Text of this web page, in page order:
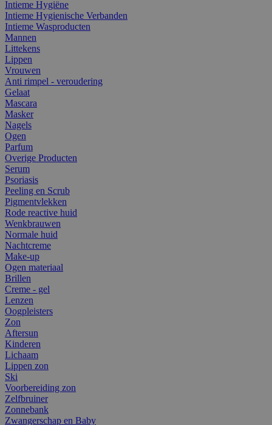
Intieme Hygiëne
Intieme Hygienische Verbanden
Intieme Wasproducten
Mannen
Littekens
Lippen
Vrouwen
Anti rimpel - veroudering
Gelaat
Mascara
Masker
Nagels
Ogen
Parfum
Overige Producten
Serum
Psoriasis
Peeling en Scrub
Pigmentvlekken
Rode reactive huid
Wenkbrauwen
Normale huid
Nachtcreme
Make-up
Ogen materiaal
Brillen
Creme - gel
Lenzen
Oogpleisters
Zon
Aftersun
Kinderen
Lichaam
Lippen zon
Ski
Voorbereiding zon
Zelfbruiner
Zonnebank
Zwangerschap en Baby